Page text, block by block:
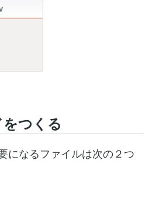
つくる
になるファイルは次の２つ